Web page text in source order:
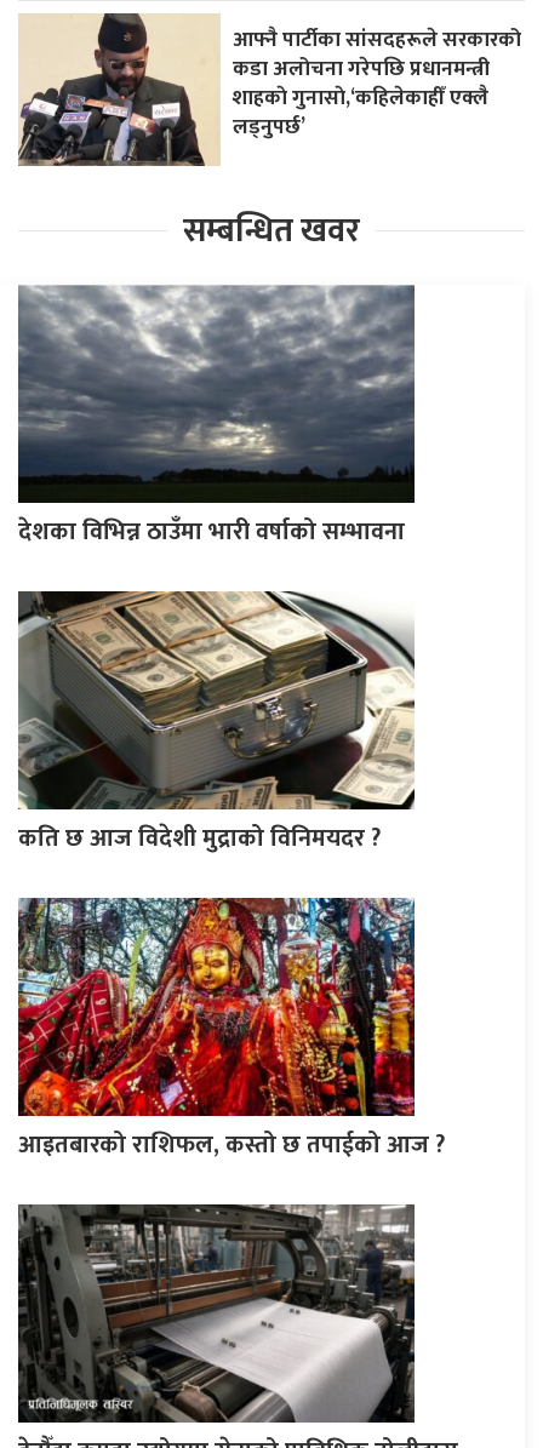
आफ्नै पार्टीका सांसदहरूले सरकारको
कडा अलोचना गरेपछि प्रधानमन्त्री
शाहकाे गुनासाे,‘कहिलेकाहीँ एक्लै
लड्नुपर्छ’
सम्बन्धित खवर
देशका विभिन्न ठाउँमा भारी वर्षाको सम्भावना
कति छ आज विदेशी मुद्राको विनिमयदर ?
आइतबारको राशिफल, कस्तो छ तपाईको आज ?